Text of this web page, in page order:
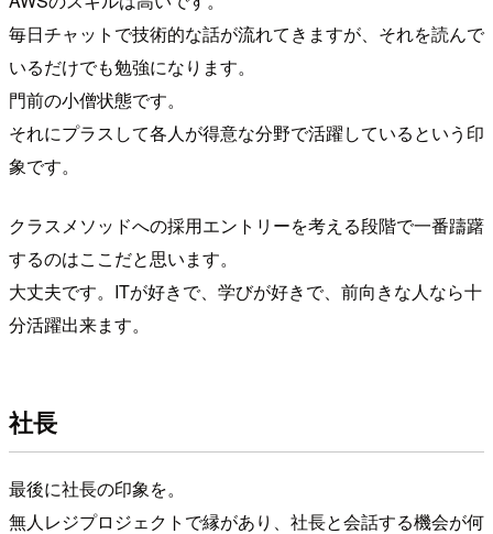
毎日チャットで技術的な話が流れてきますが、それを読んで
いるだけでも勉強になります。
門前の小僧状態です。
それにプラスして各人が得意な分野で活躍しているという印
象です。
クラスメソッドへの採用エントリーを考える段階で一番躊躇
するのはここだと思います。
大丈夫です。ITが好きで、学びが好きで、前向きな人なら十
分活躍出来ます。
社長
最後に社長の印象を。
無人レジプロジェクトで縁があり、社長と会話する機会が何